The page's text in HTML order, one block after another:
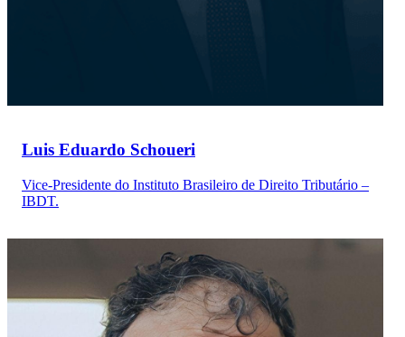
Luis Eduardo Schoueri
Vice-Presidente do Instituto Brasileiro de Direito Tributário –
IBDT.